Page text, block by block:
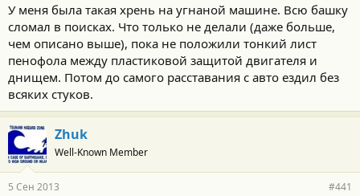
У меня была такая хрень на угнаной машине. Всю башку
сломал в поисках. Что только не делали (даже больше,
чем описано выше), пока не положили тонкий лист
пенофола между пластиковой защитой двигателя и
днищем. Потом до самого расставания с авто ездил без
всяких стуков.
Zhuk
Well-Known Member
5 Сен 2013 #441